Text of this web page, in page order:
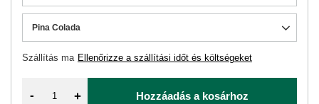
Pina Colada
Szállítás ma Ellenőrizze a szállítási időt és költségeket
- + Hozzáadás a kosárhoz